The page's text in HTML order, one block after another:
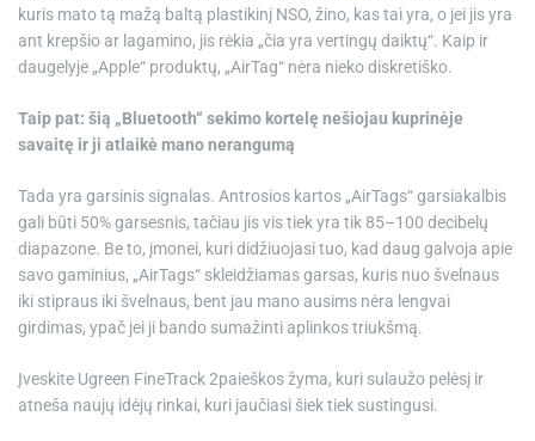
kuris mato tą mažą baltą plastikinį NSO, žino, kas tai yra, o jei jis yra
ant krepšio ar lagamino, jis rėkia „čia yra vertingų daiktų“. Kaip ir
daugelyje „Apple“ produktų, „AirTag“ nėra nieko diskretiško.
Taip pat: šią „Bluetooth“ sekimo kortelę nešiojau kuprinėje
savaitę ir ji atlaikė mano nerangumą
Tada yra garsinis signalas. Antrosios kartos „AirTags“ garsiakalbis
gali būti 50% garsesnis, tačiau jis vis tiek yra tik 85–100 decibelų
diapazone. Be to, įmonei, kuri didžiuojasi tuo, kad daug galvoja apie
savo gaminius, „AirTags“ skleidžiamas garsas, kuris nuo švelnaus
iki stipraus iki švelnaus, bent jau mano ausims nėra lengvai
girdimas, ypač jei ji bando sumažinti aplinkos triukšmą.
Įveskite Ugreen FineTrack 2paieškos žyma, kuri sulaužo pelėsį ir
atneša naujų idėjų rinkai, kuri jaučiasi šiek tiek sustingusi.